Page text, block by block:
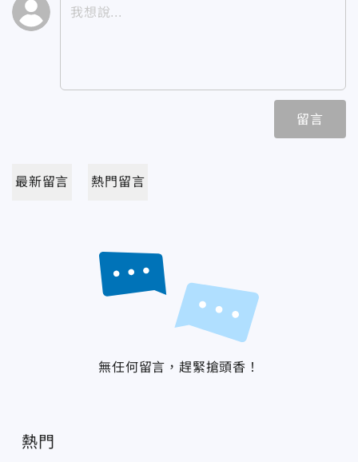
留言
最新留言 熱門留言
無任何留言，趕緊搶頭香！
熱門